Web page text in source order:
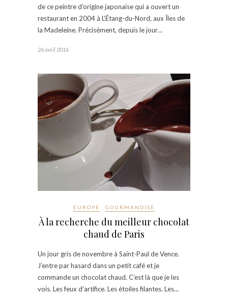
de ce peintre d’origine japonaise qui a ouvert un
restaurant en 2004 à L’Étang-du-Nord, aux Îles de
la Madeleine. Précisément, depuis le jour…
26 avril 2016
EUROPE GOURMANDISE
À la recherche du meilleur chocolat
chaud de Paris
Un jour gris de novembre à Saint-Paul de Vence.
J’entre par hasard dans un petit café et je
commande un chocolat chaud. C’est là que je les
vois. Les feux d’artifice. Les étoiles filantes. Les…